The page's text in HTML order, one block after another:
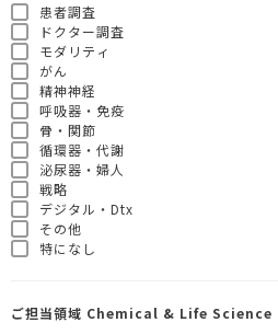
患者調査
ドクター調査
モダリティ
がん
精神神経
呼吸器・免疫
骨・関節
循環器・代謝
泌尿器・婦人
戦略
デジタル・Dtx
その他
特になし
ご担当領域 Chemical & Life Science